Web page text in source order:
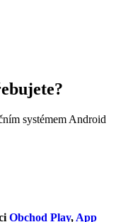
systémem Android
Obchod Play, App